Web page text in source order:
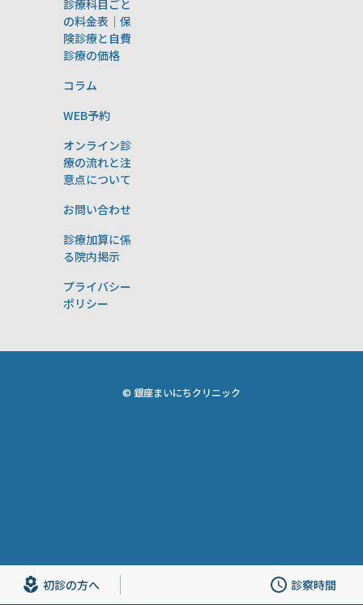
初診の方へ 診察時間
診療科目ごと
の料金表｜保
険診療と自費
診療の価格
コラム
WEB予約
オンライン診
療の流れと注
意点について
お問い合わせ
診療加算に係
る院内掲示
プライバシー
ポリシー
© 銀座まいにちクリニック